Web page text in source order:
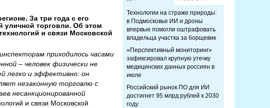
За три года с его
уличной торговли. Об этом
и связи Московской
приходилось часами
– человек физически не
легко и эффективно: он
незаконную торговлю с
несанкционированной
и связи Московской
Технологии на страже природы:
в Подмосковье ИИ и дроны
впервые помогли оштрафовать
владельца участка за борщевик
«Перспективный мониторинг»
зафиксировал крупную утечку
медицинских данных россиян в
июле
Российский рынок ПО для ИИ
достигнет 95 млрд рублей к 2030
году